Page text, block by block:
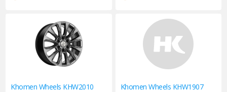
Khomen Wheels KHW2010 Khomen Wheels KHW1907